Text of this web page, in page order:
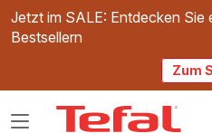
Jetzt im SALE: Entdecken
Bestsellern
Zum
Das